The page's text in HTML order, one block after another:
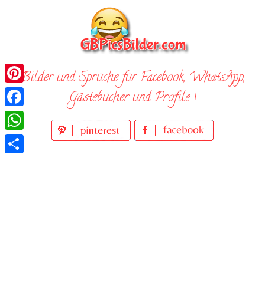
Bilder und Sprüche für Facebook, WhatsApp,
Gästebücher und Profile !
Pinterest
Facebook
WhatsApp